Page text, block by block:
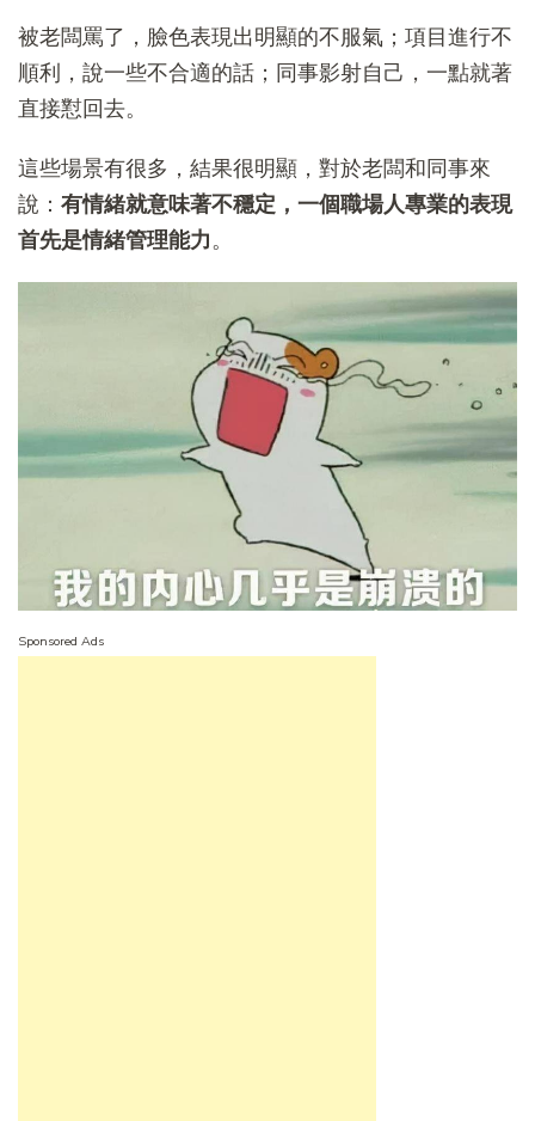
被老闆罵了，臉色表現出明顯的不服氣；項目進行不
順利，說一些不合適的話；同事影射自己，一點就著
直接懟回去。
這些場景有很多，結果很明顯，對於老闆和同事來
說： 有情緒就意味著不穩定，一個職場人專業的表現
首先是情緒管理能力。
Sponsored Ads